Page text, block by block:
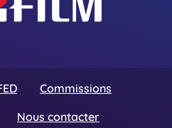
Commissions
Nous contacter